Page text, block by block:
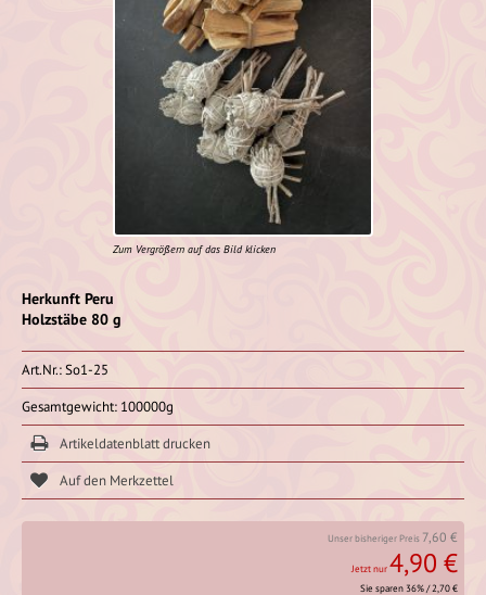
Zum Vergrößern auf das Bild klicken
Herkunft Peru
Holzstäbe 80 g
Art.Nr.: So1-25
Gesamtgewicht: 100000g
Artikeldatenblatt drucken
Unser bisheriger Preis 7,60 €
Jetzt nur4,90 €
Sie sparen 36% / 2,70 €